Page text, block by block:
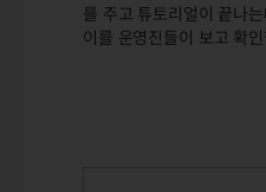
를 주고 튜토리얼이 끝나
이를 운영진들이 보고 확